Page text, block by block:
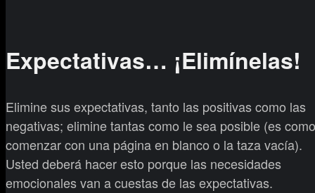
Expectativas… ¡Elimínelas!
Elimine sus expectativas, tanto las positivas como las
negativas; elimine tantas como le sea posible (es como
comenzar con una página en blanco o la taza vacía).
Usted deberá hacer esto porque las necesidades
emocionales van a cuestas de las expectativas.